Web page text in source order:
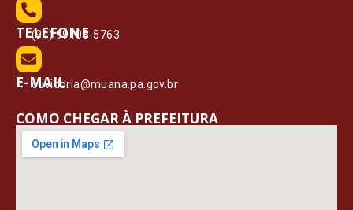
TELEFONE
(91) 99108-5763
E-MAIL
ouvidoria@muana.pa.gov.br
COMO CHEGAR À PREFEITURA